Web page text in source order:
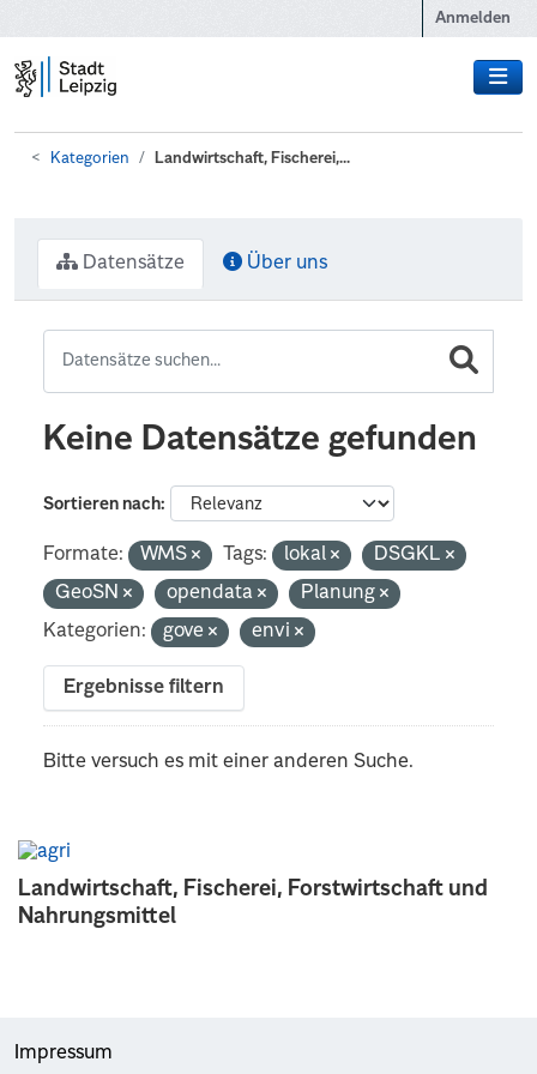
Anmelden
Kategorien Landwirtschaft, Fischerei,...
Landwirtschaft, Fischerei, Forstwirtschaft und
Nahrungsmittel
Datensätze Über uns
Keine Datensätze gefunden
Sortieren nach
Formate: WMS Tags: lokal
DSGKL
GeoSN
opendata
Planung
Kategorien:
gove envi
Ergebnisse filtern
Bitte versuch es mit einer anderen Suche.
Impressum